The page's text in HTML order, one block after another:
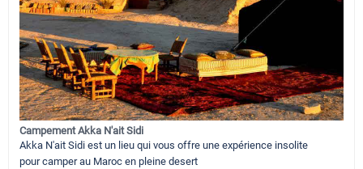
Campement Akka N'ait Sidi
Akka N'ait Sidi est un lieu qui vous offre une expérience insolite
pour camper au Maroc en pleine desert